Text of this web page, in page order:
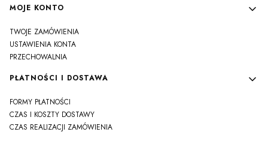
MOJE KONTO
TWOJE ZAMÓWIENIA
USTAWIENIA KONTA
PRZECHOWALNIA
PŁATNOŚCI I DOSTAWA
FORMY PŁATNOŚCI
CZAS I KOSZTY DOSTAWY
CZAS REALIZACJI ZAMÓWIENIA